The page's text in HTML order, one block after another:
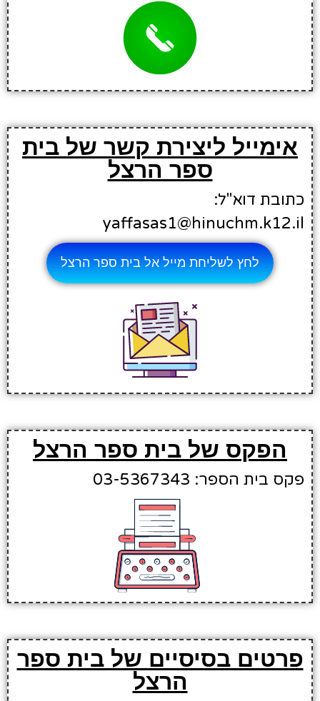
אימייל ליצירת קשר של בית
ספר הרצל
כתובת דוא"ל:
yaffasas1@hinuchm.k12.il
לחץ לשליחת מייל אל בית ספר הרצל
הפקס של בית ספר הרצל
פקס בית הספר: 03-5367343
פרטים בסיסיים של בית ספר
הרצל